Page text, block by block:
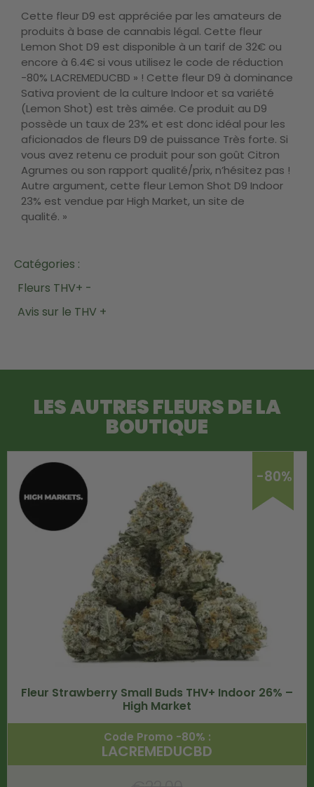
Cette fleur D9 est appréciée par les amateurs de
produits à base de cannabis légal. Cette fleur
Lemon Shot D9 est disponible à un tarif de 32€ ou
encore à 6.4€ si vous utilisez le code de réduction
-80% LACREMEDUCBD » ! Cette fleur D9 à dominance
Sativa provient de la culture Indoor et sa variété
(Lemon Shot) est très aimée. Ce produit au D9
possède un taux de 23% et est donc idéal pour les
aficionados de fleurs D9 de puissance Très forte. Si
vous avez retenu ce produit pour son goût Citron
Agrumes ou son rapport qualité/prix, n’hésitez pas !
Autre argument, cette fleur Lemon Shot D9 Indoor
23% est vendue par High Market, un site de
qualité. »
Catégories :
Fleurs THV+ -
Avis sur le THV +
LES AUTRES FLEURS DE LA
BOUTIQUE
-80%
Fleur Strawberry Small Buds THV+ Indoor 26% –
High Market
Code Promo -80% :
LACREMEDUCBD